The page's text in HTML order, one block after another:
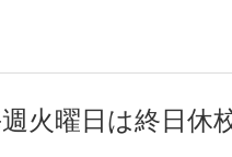
火曜日は終日休